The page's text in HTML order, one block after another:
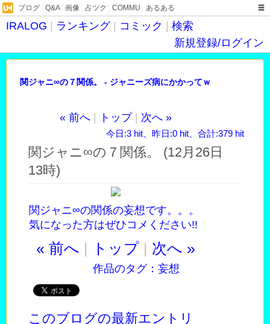
ブログ Q&A| 画像 占ツク COMMU あるある
IRALOG ランキング コミック
検索
新規登録/ログイン
関ジャニ∞の７関係。 - ジャニーズ病にかかってｗ
« 前へ トップ 次へ »
今日:3 hit、昨日:0 hit、合計:379 hit
関ジャニ∞の７関係。 (12月26日
13時)
関ジャニ∞の関係の妄想です。。。
気になった方はぜひコメください!!
« 前へ トップ 次へ »
作品のタグ： 妄想
このブログの最新エントリ